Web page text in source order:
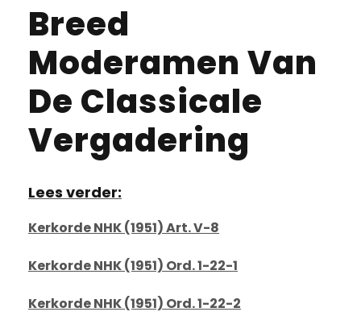
Breed
Moderamen Van
De Classicale
Vergadering
Lees verder:
Kerkorde NHK (1951) Art. V-8
Kerkorde NHK (1951) Ord. 1-22-1
Kerkorde NHK (1951) Ord. 1-22-2